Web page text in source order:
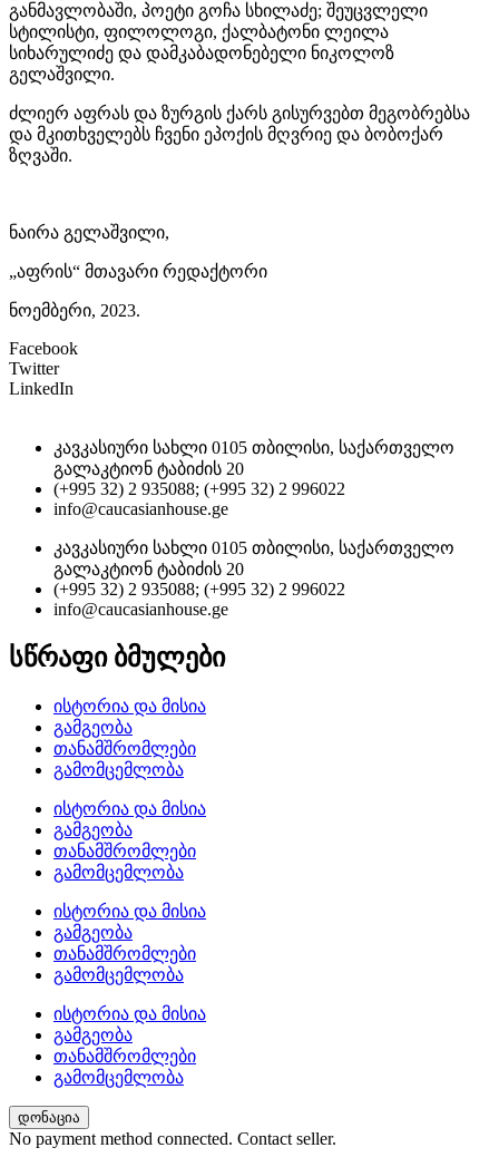
განმავლობაში, პოეტი გოჩა სხილაძე; შეუცვლელი
სტილისტი, ფილოლოგი, ქალბატონი ლეილა
სიხარულიძე და დამკაბადონებელი ნიკოლოზ
გელაშვილი.
ძლიერ აფრას და ზურგის ქარს გისურვებთ მეგობრებსა
და მკითხველებს ჩვენი ეპოქის მღვრიე და ბობოქარ
ზღვაში.
ნაირა გელაშვილი,
„აფრის“ მთავარი რედაქტორი
ნოემბერი, 2023.
Facebook
Twitter
LinkedIn
კავკასიური სახლი 0105 თბილისი, საქართველო
გალაკტიონ ტაბიძის 20
(+995 32) 2 935088; (+995 32) 2 996022
info@caucasianhouse.ge
კავკასიური სახლი 0105 თბილისი, საქართველო
გალაკტიონ ტაბიძის 20
(+995 32) 2 935088; (+995 32) 2 996022
info@caucasianhouse.ge
სწრაფი ბმულები
ისტორია და მისია
გამგეობა
თანამშრომლები
გამომცემლობა
ისტორია და მისია
გამგეობა
თანამშრომლები
გამომცემლობა
ისტორია და მისია
გამგეობა
თანამშრომლები
გამომცემლობა
ისტორია და მისია
გამგეობა
თანამშრომლები
გამომცემლობა
დონაცია
No payment method connected. Contact seller.